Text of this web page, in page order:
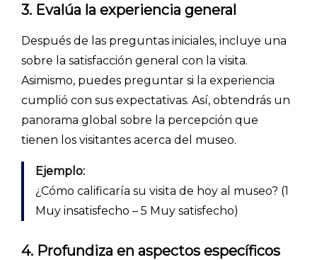
3. Evalúa la experiencia general
Después de las preguntas iniciales, incluye una
sobre la satisfacción general con la visita.
Asimismo, puedes preguntar si la experiencia
cumplió con sus expectativas. Así, obtendrás un
panorama global sobre la percepción que
tienen los visitantes acerca del museo.
Ejemplo:
¿Cómo calificaría su visita de hoy al museo? (1
Muy insatisfecho – 5 Muy satisfecho)
4. Profundiza en aspectos específicos